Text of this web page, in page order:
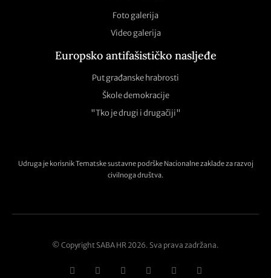
Foto galerija
Video galerija
Europsko antifašističko nasljeđe
Put građanske hrabrosti
Škole demokracije
"Tko je drugi i drugačiji"
Udruga je korisnik Tematske sustavne podrške Nacionalne zaklade za razvoj
civilnoga društva.
© Copyright SABA HR 2026. Sva prava zadržana.